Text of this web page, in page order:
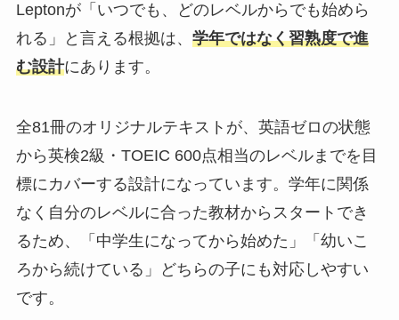
Leptonが「いつでも、どのレベルからでも始めら
れる」と言える根拠は、 学年ではなく習熟度で進
む設計にあります。
全81冊のオリジナルテキストが、英語ゼロの状態
から英検2級・TOEIC 600点相当のレベルまでを目
標にカバーする設計になっています。学年に関係
なく自分のレベルに合った教材からスタートでき
るため、「中学生になってから始めた」「幼いこ
ろから続けている」どちらの子にも対応しやすい
です。